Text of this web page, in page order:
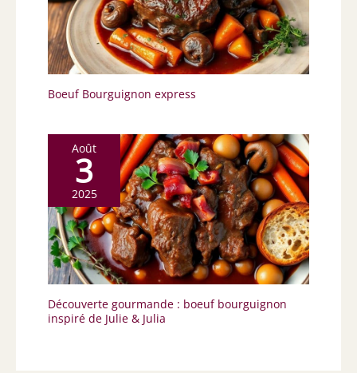
Boeuf Bourguignon express
Août
3
2025
Découverte gourmande : boeuf bourguignon
inspiré de Julie & Julia